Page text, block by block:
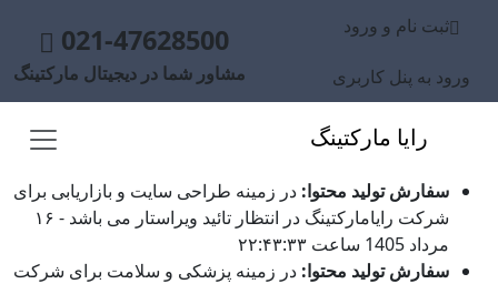
ثبت نام و ورود
ورود به پنل کاربری
021-47628500
مشاور شما در دیجیتال مارکتینگ
رایا مارکتینگ
سفارش تولید محتوا: در زمینه طراحی سایت و بازاریابی برای
شرکت رایامارکتینگ در انتظار تائید ویراستار می باشد - ۱۶
مرداد 1405 ساعت ۲۲:۴۳:۳۳
سفارش تولید محتوا: در زمینه پزشکی و سلامت برای شرکت